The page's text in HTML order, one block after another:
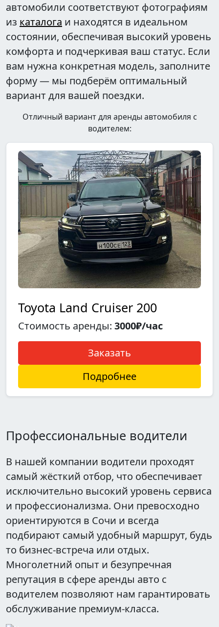
автомобили соответствуют фотографиям
из каталога и находятся в идеальном
состоянии, обеспечивая высокий уровень
комфорта и подчеркивая ваш статус. Если
вам нужна конкретная модель, заполните
форму — мы подберём оптимальный
вариант для вашей поездки.
Отличный вариант для аренды автомобиля с
водителем:
Toyota Land Cruiser 200
Стоимость аренды: 3000₽/час
Заказать
Подробнее
Профессиональные водители
В нашей компании водители проходят
самый жёсткий отбор, что обеспечивает
исключительно высокий уровень сервиса
и профессионализма. Они превосходно
ориентируются в Сочи и всегда
подбирают самый удобный маршрут, будь
то бизнес-встреча или отдых.
Многолетний опыт и безупречная
репутация в сфере аренды авто с
водителем позволяют нам гарантировать
обслуживание премиум-класса.